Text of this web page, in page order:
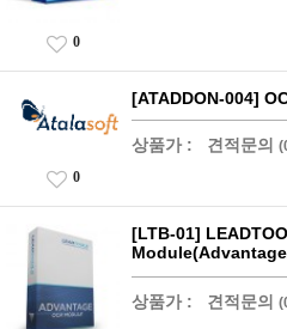
0
[ATADDON-004]
상품가 : 견적문의
0
[LTB-01]
상품가 : 견적문의